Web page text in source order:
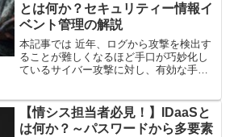
とは何か？セキュリティー情報イ
ベント管理の解説
本記事では 近年、ログから攻撃を検出す
ることが難しくなるほど手口が巧妙化し
ているサイバー攻撃に対し、有効な手段
景、ならびに導入によるメリットと導入
時のポイント解説します。
【情シス担当者必見！】IDaaSと
は何か？～パスワードから多要素